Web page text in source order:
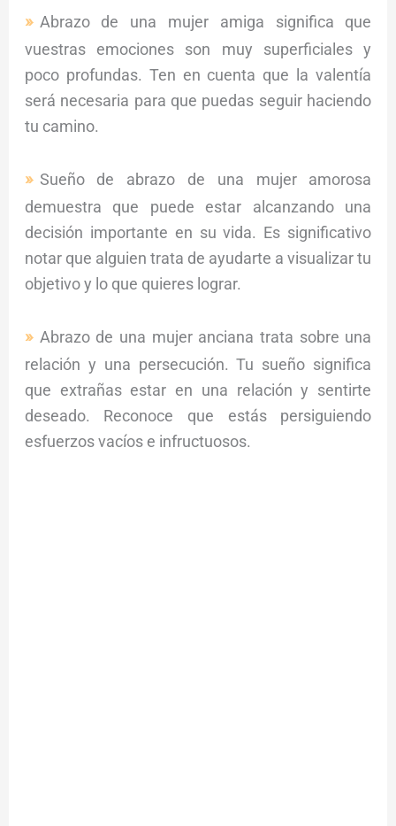
Abrazo de una mujer amiga significa que
vuestras emociones son muy superficiales y
poco profundas. Ten en cuenta que la valentía
será necesaria para que puedas seguir haciendo
tu camino.
Sueño de abrazo de una mujer amorosa
demuestra que puede estar alcanzando una
decisión importante en su vida. Es significativo
notar que alguien trata de ayudarte a visualizar tu
objetivo y lo que quieres lograr.
Abrazo de una mujer anciana trata sobre una
relación y una persecución. Tu sueño significa
que extrañas estar en una relación y sentirte
deseado. Reconoce que estás persiguiendo
esfuerzos vacíos e infructuosos.